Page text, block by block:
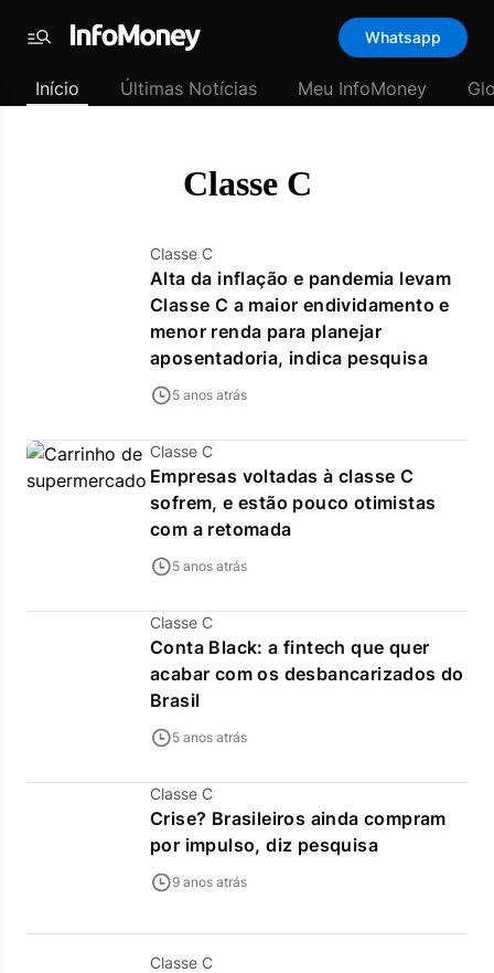
padrão
Últimas
Menu
Whatsapp
Início Últimas Notícias Meu InfoMoney
Classe C
Classe C
Alta da inflação e pandemia levam
Classe C a maior endividamento e
menor renda para planejar
aposentadoria, indica pesquisa
5 anos atrás
Classe C
Empresas voltadas à classe C
sofrem, e estão pouco otimistas
com a retomada
5 anos atrás
Classe C
Conta Black: a fintech que quer
acabar com os desbancarizados do
Brasil
5 anos atrás
Classe C
Crise? Brasileiros ainda compram
por impulso, diz pesquisa
9 anos atrás
Classe C